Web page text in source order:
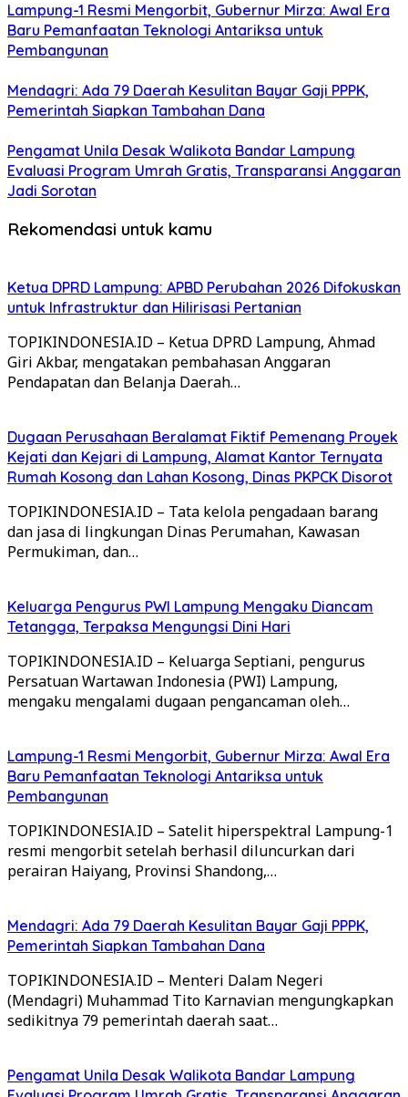
Lampung-1 Resmi Mengorbit, Gubernur Mirza: Awal Era
Baru Pemanfaatan Teknologi Antariksa untuk
Pembangunan
Mendagri: Ada 79 Daerah Kesulitan Bayar Gaji PPPK,
Pemerintah Siapkan Tambahan Dana
Pengamat Unila Desak Walikota Bandar Lampung
Evaluasi Program Umrah Gratis, Transparansi Anggaran
Jadi Sorotan
Rekomendasi untuk kamu
Ketua DPRD Lampung: APBD Perubahan 2026 Difokuskan
untuk Infrastruktur dan Hilirisasi Pertanian
TOPIKINDONESIA.ID – Ketua DPRD Lampung, Ahmad
Giri Akbar, mengatakan pembahasan Anggaran
Pendapatan dan Belanja Daerah…
Dugaan Perusahaan Beralamat Fiktif Pemenang Proyek
Kejati dan Kejari di Lampung, Alamat Kantor Ternyata
Rumah Kosong dan Lahan Kosong, Dinas PKPCK Disorot
TOPIKINDONESIA.ID – Tata kelola pengadaan barang
dan jasa di lingkungan Dinas Perumahan, Kawasan
Permukiman, dan…
Keluarga Pengurus PWI Lampung Mengaku Diancam
Tetangga, Terpaksa Mengungsi Dini Hari
TOPIKINDONESIA.ID – Keluarga Septiani, pengurus
Persatuan Wartawan Indonesia (PWI) Lampung,
mengaku mengalami dugaan pengancaman oleh…
Lampung-1 Resmi Mengorbit, Gubernur Mirza: Awal Era
Baru Pemanfaatan Teknologi Antariksa untuk
Pembangunan
TOPIKINDONESIA.ID – Satelit hiperspektral Lampung-1
resmi mengorbit setelah berhasil diluncurkan dari
perairan Haiyang, Provinsi Shandong,…
Mendagri: Ada 79 Daerah Kesulitan Bayar Gaji PPPK,
Pemerintah Siapkan Tambahan Dana
TOPIKINDONESIA.ID – Menteri Dalam Negeri
(Mendagri) Muhammad Tito Karnavian mengungkapkan
sedikitnya 79 pemerintah daerah saat…
Pengamat Unila Desak Walikota Bandar Lampung